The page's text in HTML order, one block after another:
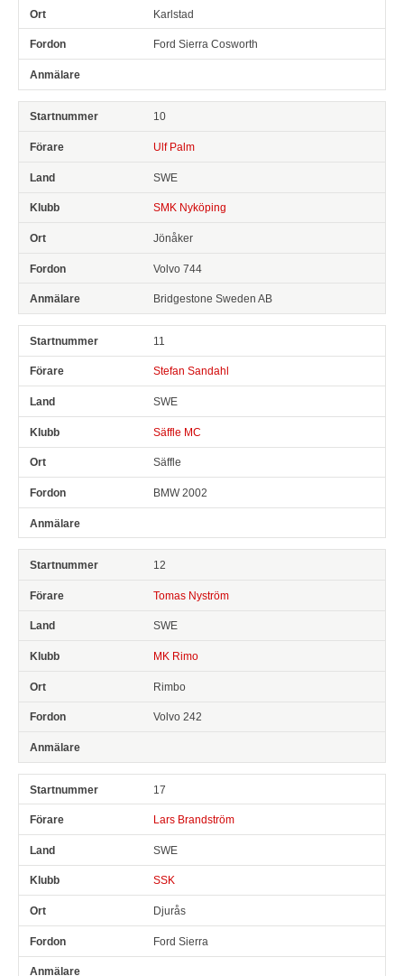
Karlstad
Ford Sierra Cosworth
10
Ulf Palm
SWE
SMK Nyköping
Jönåker
Volvo 744
Bridgestone Sweden AB
11
Stefan Sandahl
SWE
Säffle MC
Säffle
BMW 2002
12
Tomas Nyström
SWE
MK Rimo
Rimbo
Volvo 242
17
Lars Brandström
SWE
SSK
Djurås
Ford Sierra